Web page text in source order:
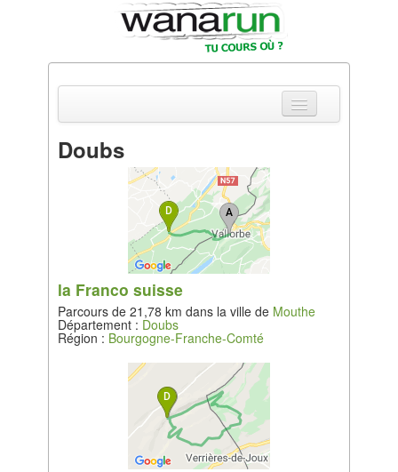
Actualités
Equipements & Tests
Parcours & Courses
Outils & Réseaux
Doubs
la Franco suisse
Parcours de 21,78 km dans la ville de Mouthe
Département : Doubs
Région : Bourgogne-Franche-Comté